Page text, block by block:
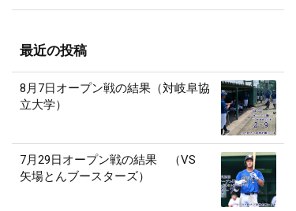
最近の投稿
8月7日オープン戦の結果（対岐阜協
立大学）
7月29日オープン戦の結果 （VS
矢場とんブースターズ）